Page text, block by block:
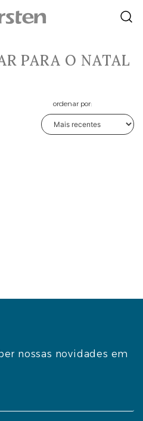
PARA O NATAL
ordenar por:
nossas novidades em